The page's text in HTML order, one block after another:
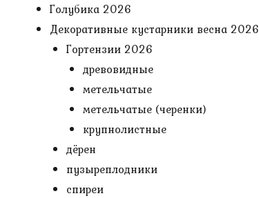
Голубика 2026
Декоративные кустарники весна 2026
Гортензии 2026
древовидные
метельчатые
метельчатые (черенки)
крупнолистные
дёрен
пузыреплодники
спиреи